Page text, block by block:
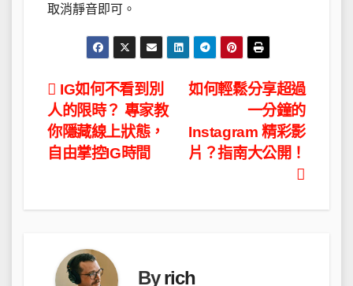
取消靜音即可。
文
章
導
如何輕鬆分享超過
一分鐘的
Instagram 精彩影
片？指南大公開！
IG如何不看到別
人的限時？ 專家教
你隱藏線上狀態，
自由掌控IG時間
Byrich